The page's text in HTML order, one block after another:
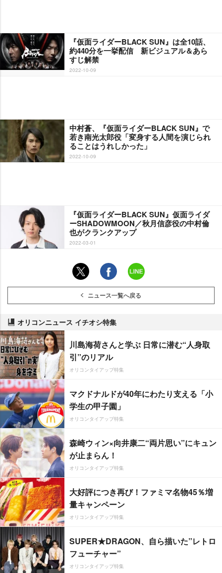
『仮面ライダーBLACK SUN』は全10話、
約440分を一挙配信 新ビジュアル＆あら
すじ解禁
2022-10-09
中村蒼、『仮面ライダーBLACK SUN』で
若き南光太郎役「変身する人間を演じられ
ることはうれしかった」
2022-10-09
『仮面ライダーBLACK SUN』仮面ライダ
ーSHADOWMOON／秋月信彦役の中村倫
也がクランクアップ
2022-03-01
ニュース一覧へ戻る
オリコンニュース イチオシ特集
川島海荷さんと学ぶ 日常に潜む“人身取
引”のリアル
オリコンタイアップ特集
マクドナルドが40年にわたり支える「小
学生の甲子園」
オリコンタイアップ特集
森崎ウィン×向井康二“両片思い”にキュン
が止まらん！
オリコンタイアップ特集
大好評につき再び！ファミマ名物45％増
量キャンペーン
オリコンタイアップ特集
SUPER★DRAGON、自ら描いた”レトロ
フューチャー”
オリコンタイアップ特集